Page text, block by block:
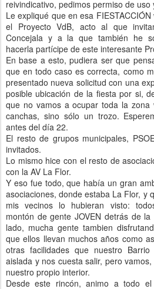
reivindicativo, pedimos permiso de uso
Le expliqué que en esa
el Proyecto VdB, acto al que
Concejala y a la que también he
hacerla partícipe de este interesante
En base a esto, pudiera ser que
que en todo caso es correcta, como
presentado nueva solicitud con una
posible ubicación de la fiesta por si,
que no vamos a ocupar toda la
canchas, sino sólo un trozo.
antes del día 22.
El resto de grupos municipales,
invitados.
Lo mismo hice con el resto de
con la AV La Flor.
Y eso fue todo, que había un gran
asociaciones, donde estaba La Flor, y
mis vecinos lo hubieran visto:
montón de gente JOVEN detrás de
lado, mucha gente tambien
que ellos llevan muchos años como
otras facilidades que nuestro
aislada y nos cuesta salir, pero
nuestro propio interior.
Desde este rincón, animo a todo